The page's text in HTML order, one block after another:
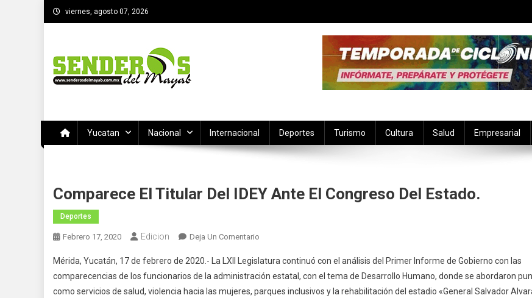
Saltar
al
viernes, agosto 07, 2026
Yucatan Nacional Internacional Deportes Turismo Cultura Salud Empresarial
Comparece El Titular Del IDEY Ante El Congreso Del Estado.
Deportes
Febrero 17, 2020 Edicion Deja Un Comentario
El
Titular
Del
Mérida, Yucatán, 17 de febrero de 2020.- La LXII Legislatura continuó con el análisis del Primer Informe de Gobierno con las
comparecencias de los funcionarios de la administración estatal, con el tema de Desarrollo Humano, donde se abordaron
como servicios de salud, violencia hacia las mujeres, parques inclusivos y la rehabilitación del estadio «General Salvador